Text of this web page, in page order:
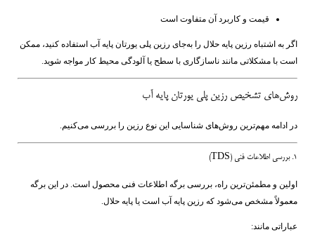
قیمت و کاربرد آن متفاوت است
اگر به اشتباه رزین پایه حلال را به‌جای رزین پلی یورتان پایه آب استفاده کنید، ممکن
است با مشکلاتی مانند ناسازگاری با سطح یا آلودگی محیط کار مواجه شوید.
روش‌های تشخیص رزین پلی یورتان پایه آب
در ادامه مهم‌ترین روش‌های شناسایی این نوع رزین را بررسی می‌کنیم.
اولین و مطمئن‌ترین راه، بررسی برگه اطلاعات فنی محصول است. در این برگه
معمولاً مشخص می‌شود که رزین پایه آب است یا پایه حلال.
عباراتی مانند: